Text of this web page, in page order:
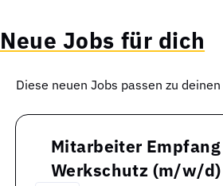
Neue Jobs für dich
Diese neuen Jobs passen zu
Mitarbeiter
Werkschutz (m/w/d)